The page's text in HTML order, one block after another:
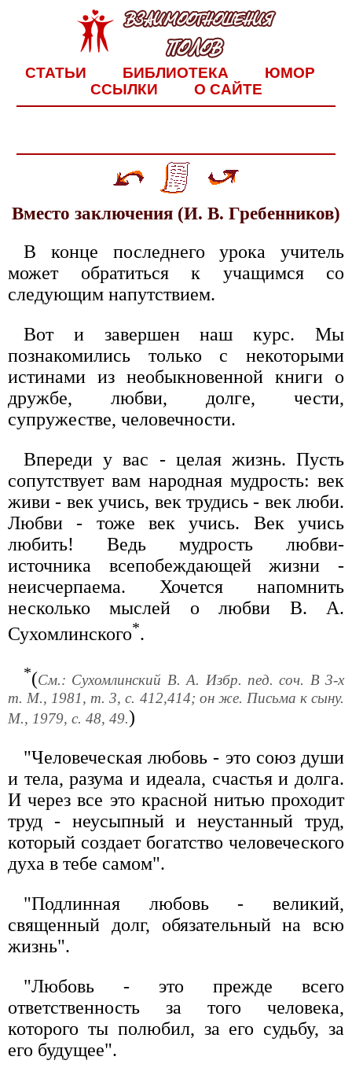
СТАТЬИ БИБЛИОТЕКА
ЮМОР
ССЫЛКИ
О САЙТЕ
Вместо заключения (И. В. Гребенников)
В конце последнего урока учитель
может обратиться к учащимся со
следующим напутствием.
Вот и завершен наш курс. Мы
познакомились только с некоторыми
истинами из необыкновенной книги о
дружбе, любви, долге, чести,
супружестве, человечности.
Впереди у вас - целая жизнь. Пусть
сопутствует вам народная мудрость: век
живи - век учись, век трудись - век люби.
Любви - тоже век учись. Век учись
любить! Ведь мудрость любви-
источника всепобеждающей жизни -
неисчерпаема. Хочется напомнить
несколько мыслей о любви В. А.
Сухомлинского*.
*(См.: Сухомлинский В. А. Избр. пед. соч. В 3-х
т. М., 1981, т. 3, с. 412,414; он же. Письма к сыну.
М., 1979, с. 48, 49.)
"Человеческая любовь - это союз души
и тела, разума и идеала, счастья и долга.
И через все это красной нитью проходит
труд - неусыпный и неустанный труд,
который создает богатство человеческого
духа в тебе самом".
"Подлинная любовь - великий,
священный долг, обязательный на всю
жизнь".
"Любовь - это прежде всего
ответственность за того человека,
которого ты полюбил, за его судьбу, за
его будущее".